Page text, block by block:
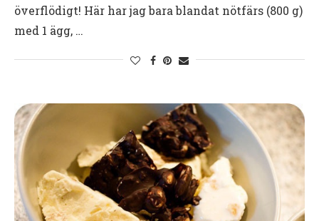
överflödigt! Här har jag bara blandat nötfärs (800 g)
med 1 ägg, …